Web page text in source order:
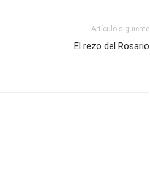
Artículo siguiente
El rezo del Rosario